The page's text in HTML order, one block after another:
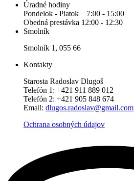
Úradné hodiny
Pondelok - Piatok 7:00 - 15:00
Obedná prestávka 12:00 - 12:30
Smolník
Smolník 1, 055 66
Kontakty
Starosta Radoslav Dlugoš
Telefón 1: +421 911 889 012
Telefón 2: +421 905 848 674
Email: dlugos.radoslav@gmail.com
Ochrana osobných údajov